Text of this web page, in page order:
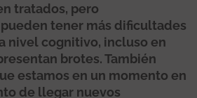
tratados, pero
tener más dificultades
nivel cognitivo, incluso en
brotes. También
estamos en un momento en
de llegar nuevos